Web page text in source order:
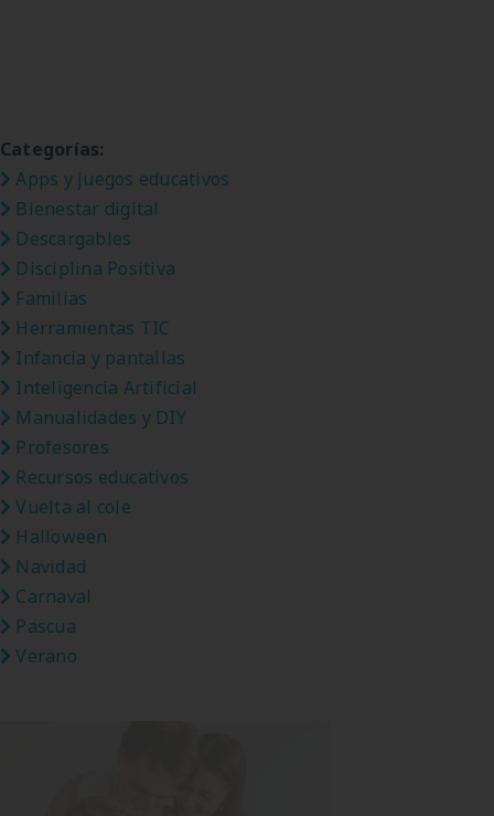
Categorías:
Apps y juegos educativos
Bienestar digital
Descargables
Disciplina Positiva
Familias
Herramientas TIC
Infancia y pantallas
Inteligencia Artificial
Manualidades y DIY
Profesores
Recursos educativos
Vuelta al cole
Halloween
Navidad
Carnaval
Pascua
Verano